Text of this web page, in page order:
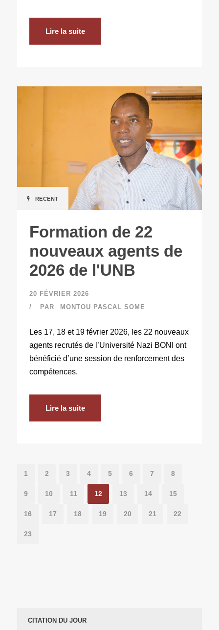
Lire la suite
RECENT
Formation de 22
nouveaux agents de
2026 de l'UNB
20 FÉVRIER 2026
PAR
MONTOU PASCAL SOME
Les 17, 18 et 19 février 2026, les 22 nouveaux
agents recrutés de l’Université Nazi BONI ont
bénéficié d’une session de renforcement des
compétences.
Lire la suite
1 2 3 4 5 6 7 8
9 10 11 12 13 14 15
16 17 18 19 20 21 22
23
CITATION DU JOUR